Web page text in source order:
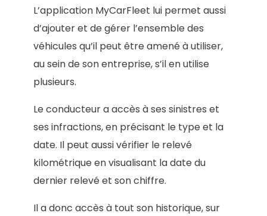
L’application MyCarFleet lui permet aussi
d’ajouter et de gérer l’ensemble des
véhicules qu’il peut être amené à utiliser,
au sein de son entreprise, s’il en utilise
plusieurs.
Le conducteur a accès à ses sinistres et
ses infractions, en précisant le type et la
date. Il peut aussi vérifier le relevé
kilométrique en visualisant la date du
dernier relevé et son chiffre.
Il a donc accès à tout son historique, sur